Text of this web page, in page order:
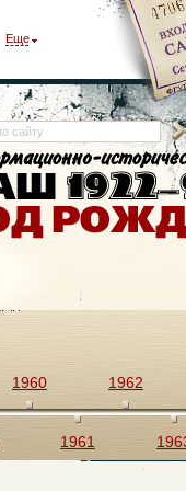
Еще
1960
1961
1962